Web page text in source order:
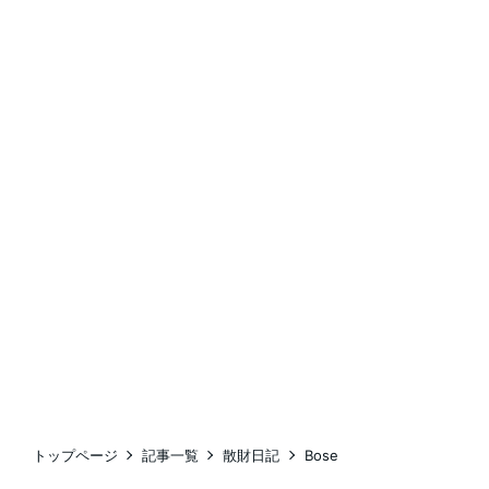
トップページ 記事一覧 散財日記 Bose